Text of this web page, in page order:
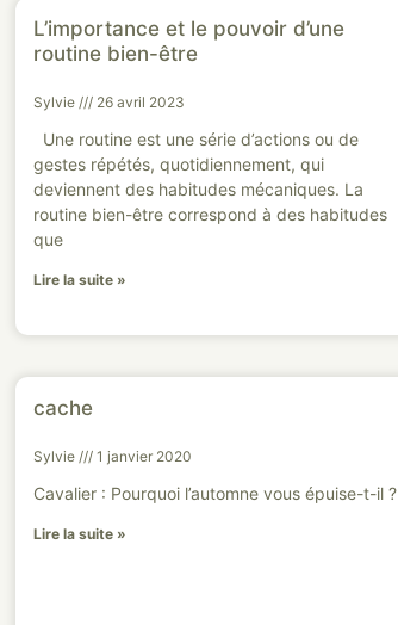
L’importance et le pouvoir d’une
routine bien-être
Sylvie 26 avril 2023
Une routine est une série d’actions ou de
gestes répétés, quotidiennement, qui
deviennent des habitudes mécaniques. La
routine bien-être correspond à des habitudes
que
Lire la suite »
cache
Sylvie 1 janvier 2020
Cavalier : Pourquoi l’automne vous épuise-t-il ?
Lire la suite »